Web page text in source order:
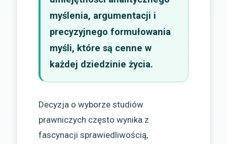
myślenia, argumentacji i
precyzyjnego formułowania
myśli, które są cenne w
każdej dziedzinie życia.
Decyzja o wyborze studiów
prawniczych często wynika z
fascynacji sprawiedliwością,